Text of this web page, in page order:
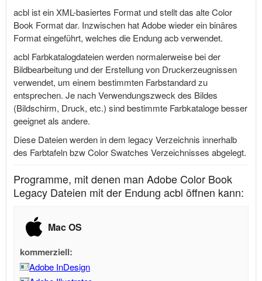
acbl ist ein XML-basiertes Format und stellt das alte Color
Book Format dar. Inzwischen hat Adobe wieder ein binäres
Format eingeführt, welches die Endung acb verwendet.
acbl Farbkatalogdateien werden normalerweise bei der
Bildbearbeitung und der Erstellung von Druckerzeugnissen
verwendet, um einem bestimmten Farbstandard zu
entsprechen. Je nach Verwendungszweck des Bildes
(Bildschirm, Druck, etc.) sind bestimmte Farbkataloge besser
geeignet als andere.
Diese Dateien werden in dem legacy Verzeichnis innerhalb
des Farbtafeln bzw Color Swatches Verzeichnisses abgelegt.
Programme, mit denen man Adobe Color Book
Legacy Dateien mit der Endung acbl öffnen kann:
Mac OS
kommerziell:
Adobe InDesign